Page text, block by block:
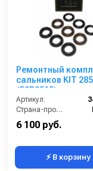
Ремонтный
сальников KIT 285
(E3B2515)
Артикул:
Страна-производитель:
6 100 руб.
⚡ В корзину